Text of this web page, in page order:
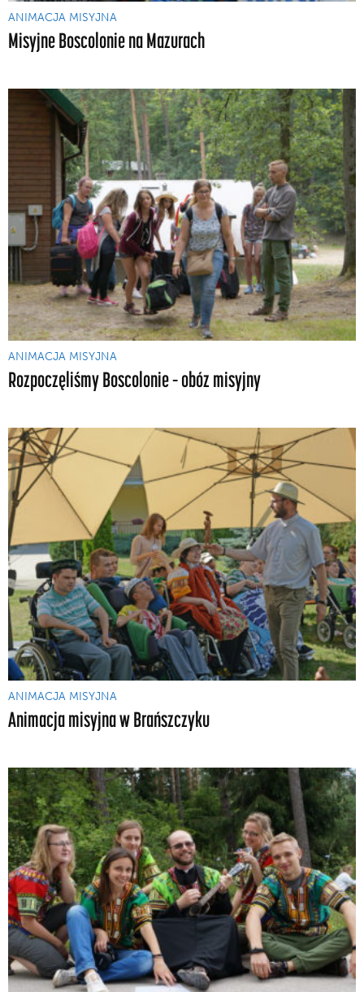
ANIMACJA MISYJNA
Misyjne Boscolonie na Mazurach
ANIMACJA MISYJNA
Rozpoczęliśmy Boscolonie – obóz misyjny
ANIMACJA MISYJNA
Animacja misyjna w Brańszczyku